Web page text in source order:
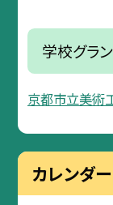
学校グラ
京都市立美術
カレンダー